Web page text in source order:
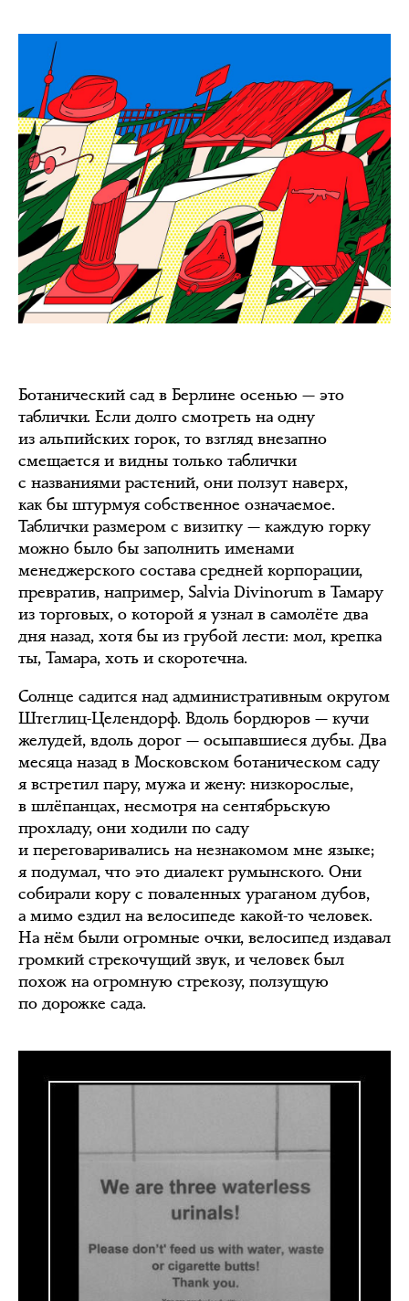
Ботанический сад в Берлине осенью — это
таблички. Если долго смотреть на одну
из альпийских горок, то взгляд внезапно
смещается и видны только таблички
с названиями растений, они ползут наверх,
как бы штурмуя собственное означаемое.
Таблички размером с визитку — каждую горку
можно было бы заполнить именами
менеджерского состава средней корпорации,
превратив, например, Salvia Divinorum в Тамару
из торговых, о которой я узнал в самолёте два
дня назад, хотя бы из грубой лести: мол, крепка
ты, Тамара, хоть и скоротечна.
Солнце садится над административным округом
Штеглиц-Целендорф. Вдоль бордюров — кучи
желудей, вдоль дорог — осыпавшиеся дубы. Два
месяца назад в Московском ботаническом саду
я встретил пару, мужа и жену: низкорослые,
в шлёпанцах, несмотря на сентябрьскую
прохладу, они ходили по саду
и переговаривались на незнакомом мне языке;
я подумал, что это диалект румынского. Они
собирали кору с поваленных ураганом дубов,
а мимо ездил на велосипеде какой-то человек.
На нём были огромные очки, велосипед издавал
громкий стрекочущий звук, и человек был
похож на огромную стрекозу, ползущую
по дорожке сада.